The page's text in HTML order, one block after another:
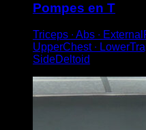
Pompes en T
Triceps ∙ Abs ∙
UpperChest ∙
SideDeltoid